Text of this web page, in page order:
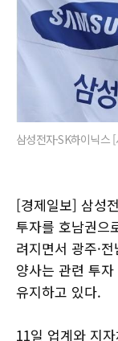
삼성전자·SK하이닉스
[경제일보] 삼성
투자를 호남권으
려지면서 광주·
양사는 관련 투
유지하고 있다.
11일 업계와 지